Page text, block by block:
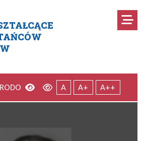
wykład
RODO Wersja kontrastowa
Wersja domyślna
A A+ A++